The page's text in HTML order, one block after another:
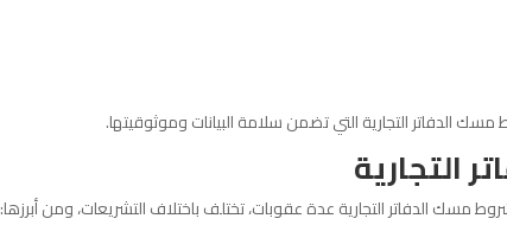
الدفاتر التجارية التي تضمن سلامة البيانات وموثوقيتها.
التجارية
مسك الدفاتر التجارية عدة عقوبات، تختلف باختلاف التشريعات، ومن أبرزها: